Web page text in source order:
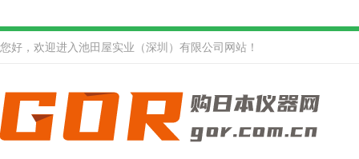
您好，欢迎进入池田屋实业（深圳）有限公司网站！